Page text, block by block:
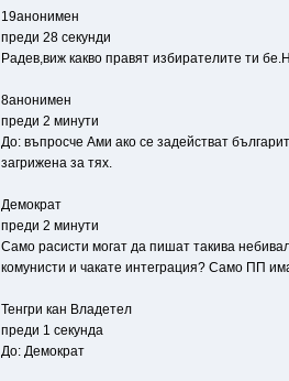
19анонимен
преди 28 секунди
Радев,виж какво правят избирателите ти
8анонимен
преди 2 минути
До: въпросче Ами ако се задействат
загрижена за тях.
Демократ
преди 2 минути
Само расисти могат да пишат такива
комунисти и чакате интеграция? Само ПП
Тенгри кан Владетел
преди 1 секунда
До: Демократ